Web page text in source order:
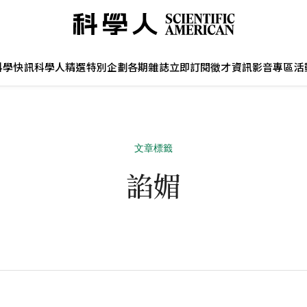
學快訊科學人精選特別企劃各期雜誌立即訂閱徵才資訊影音專區活
文章標籤
諂媚